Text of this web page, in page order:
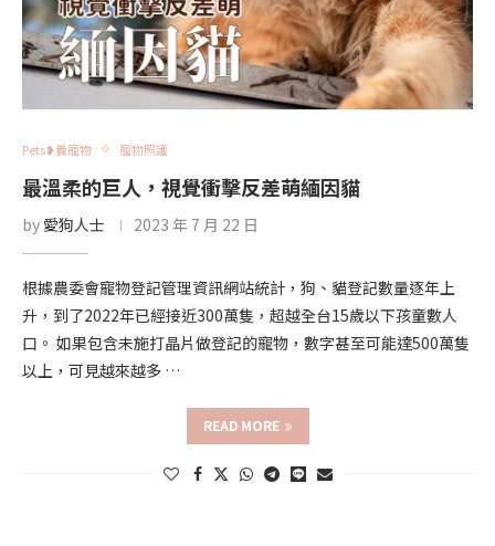
Pets❥養寵物 寵物照護
最溫柔的巨人，視覺衝擊反差萌緬因貓
by 愛狗人士 2023 年 7 月 22 日
根據農委會寵物登記管理資訊網站統計，狗、貓登記數量逐年上
升，到了2022年已經接近300萬隻，超越全台15歲以下孩童數人
口。 如果包含未施打晶片做登記的寵物，數字甚至可能達500萬隻
以上，可見越來越多 …
READ MORE